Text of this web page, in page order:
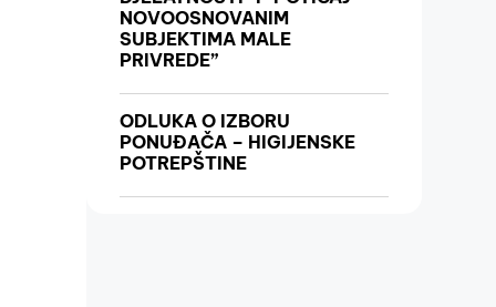
NOVOOSNOVANIM
SUBJEKTIMA MALE
PRIVREDE”
ODLUKA O IZBORU
PONUĐAČA – HIGIJENSKE
POTREPŠTINE